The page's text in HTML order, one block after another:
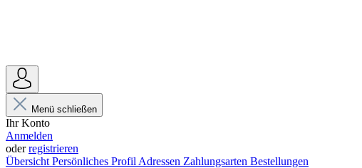
Menü schließen
Ihr Konto
Anmelden
oderregistrieren
Übersicht Persönliches Profil Adressen Zahlungsarten Bestellungen